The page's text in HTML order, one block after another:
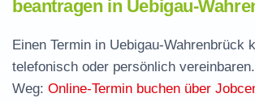
beantragen in Uebigau-
Einen Termin in Uebigau-Wahrenbrück
telefonisch oder persönlich
Weg: Online-Termin buchen über